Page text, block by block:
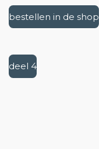
bestellen in de shop
deel 4